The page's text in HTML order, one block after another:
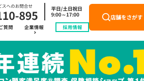
スへのお問合せ
895
平日/土日祝日
9:00～17:00
質問 企業情報 採用情報
店舗をさがす